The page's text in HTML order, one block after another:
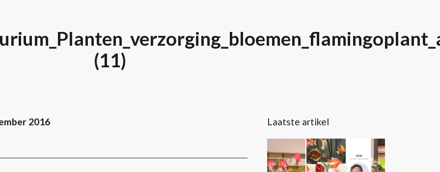
(11)
2016 Laatste artikel